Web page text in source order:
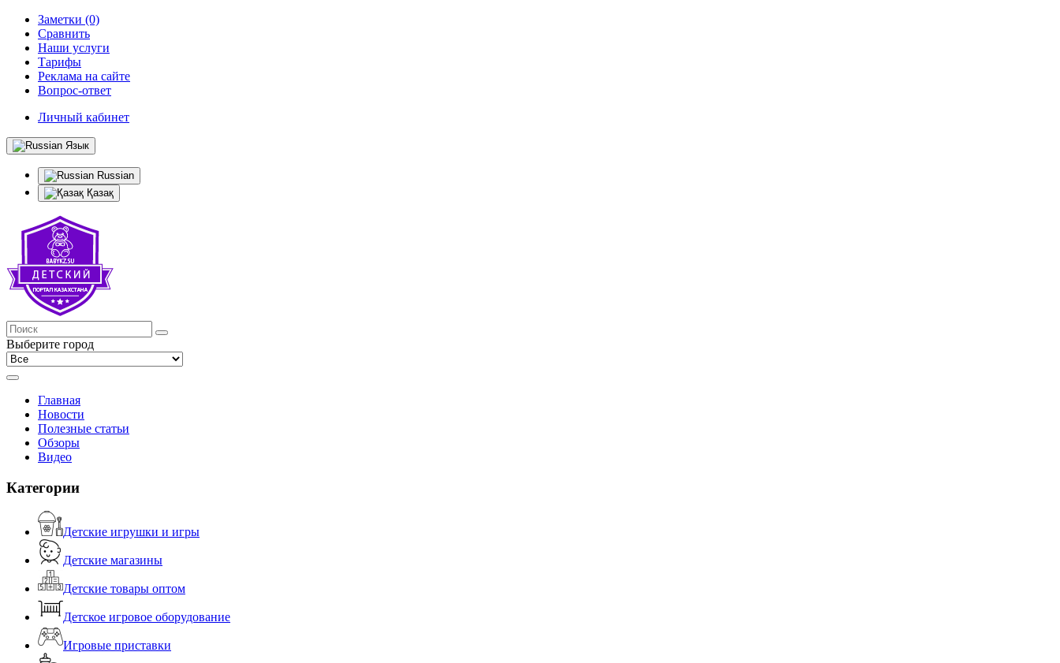
Заметки (0)
Сравнить
Наши услуги
Тарифы
Реклама на сайте
Вопрос-ответ
Личный кабинет
Язык
Russian
Қазақ
Выберите город
Главная
Новости
Полезные статьи
Обзоры
Видео
Категории
Детские игрушки и игры
Детские магазины
Детские товары оптом
Детское игровое оборудование
Игровые приставки